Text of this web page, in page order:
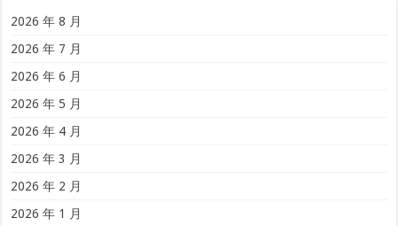
2026 年 8 月
2026 年 7 月
2026 年 6 月
2026 年 5 月
2026 年 4 月
2026 年 3 月
2026 年 2 月
2026 年 1 月